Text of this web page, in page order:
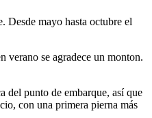
Desde mayo hasta octubre el
verano se agradece un monton.
del punto de embarque, así que
con una primera pierna más